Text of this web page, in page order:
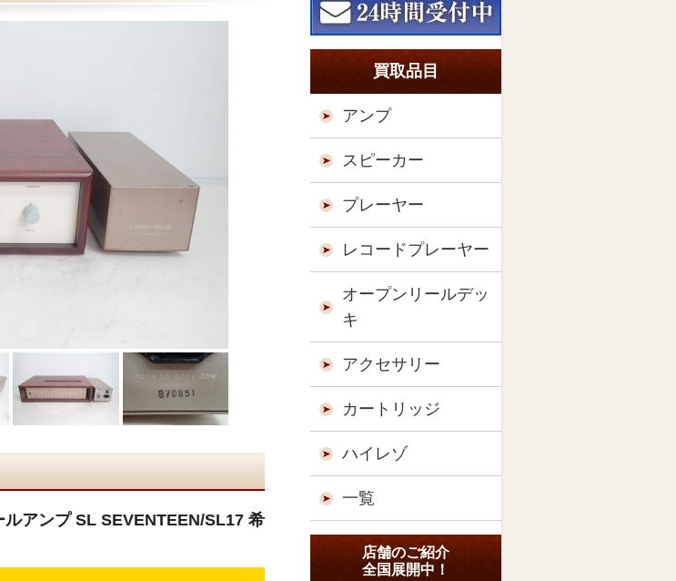
アンプ SL SEVENTEEN/SL17 希
買取品目
アンプ
スピーカー
プレーヤー
レコードプレーヤー
オープンリールデッ
キ
アクセサリー
カートリッジ
ハイレゾ
一覧
店舗のご紹介
全国展開中！